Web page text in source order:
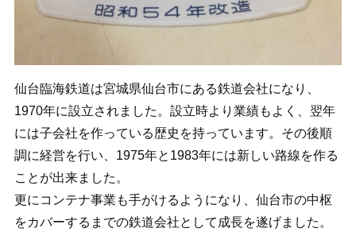
仙台臨海鉄道は宮城県仙台市にある鉄道会社になり、
1970年に設立されました。設立時より業績もよく、翌年
には子会社を作っている歴史を持っています。その後順
調に経営を行い、1975年と1983年には新しい路線を作る
ことが出来ました。
更にコンテナ事業も手がけるようになり、仙台市の中枢
をカバーするまでの鉄道会社として成長を遂げました。